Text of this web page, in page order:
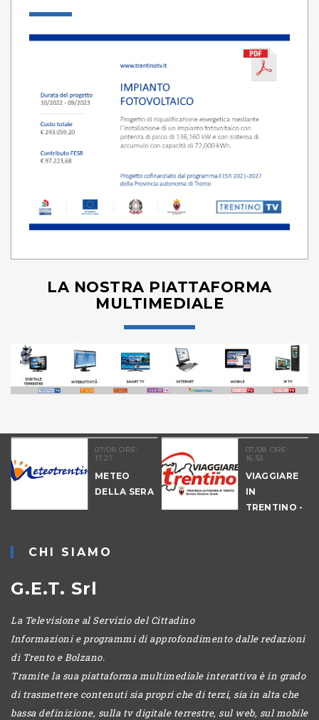
LA NOSTRA PIATTAFORMA
MULTIMEDIALE
07/08 ORE:
17.27
METEO
DELLA SERA
07/08 ORE:
16.53
VIAGGIARE
IN
TRENTINO -
CHI SIAMO
G.E.T. Srl
La Televisione al Servizio del Cittadino
Informazioni e programmi di approfondimento dalle redazioni
di Trento e Bolzano.
Tramite la sua piattaforma multimediale interattiva è in grado
di trasmettere contenuti sia propri che di terzi, sia in alta che
bassa definizione, sulla tv digitale terrestre, sul web, sul mobile